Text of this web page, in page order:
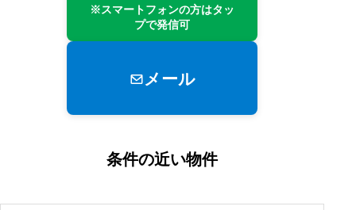
※スマートフォンの方はタッ
プで発信可
メール
条件の近い物件